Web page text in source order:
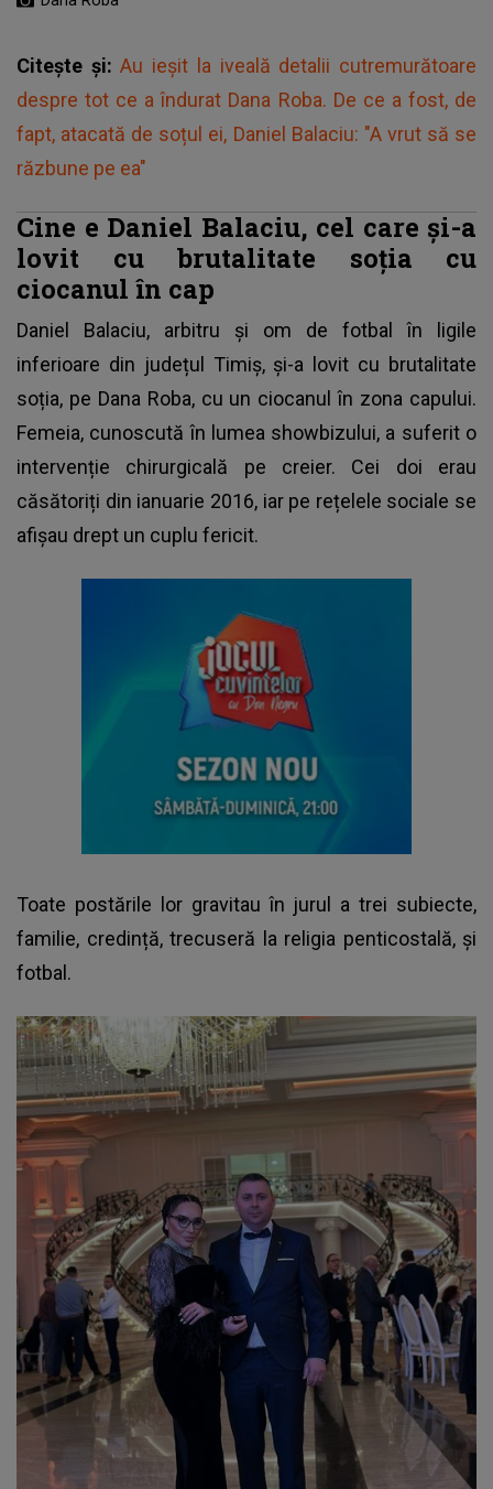
Citește și:Au ieșit la iveală detalii cutremurătoare
despre tot ce a îndurat Dana Roba. De ce a fost, de
fapt, atacată de soțul ei, Daniel Balaciu: "A vrut să se
răzbune pe ea"
Cine e Daniel Balaciu, cel care și-a
lovit cu brutalitate soția cu
ciocanul în cap
Daniel Balaciu, arbitru și om de fotbal în ligile
inferioare din județul Timiș, și-a lovit cu brutalitate
soția, pe Dana Roba, cu un ciocanul în zona capului.
Femeia, cunoscută în lumea showbizului, a suferit o
intervenție chirurgicală pe creier. Cei doi erau
căsătoriți din ianuarie 2016, iar pe rețelele sociale se
afișau drept un cuplu fericit.
Toate postările lor gravitau în jurul a trei subiecte,
familie, credință, trecuseră la religia penticostală, și
fotbal.